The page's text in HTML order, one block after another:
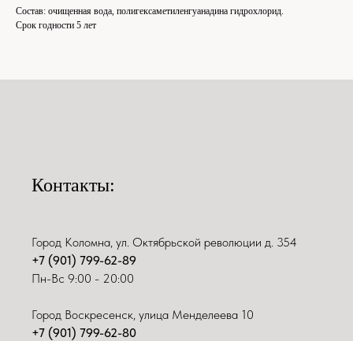
Состав: очищенная вода, полигексаметиленгуанадина гидрохлорид.
Срок годности 5 лет
Контакты:
Город Коломна, ул. Октябрьской революции д. 354
+7 (901) 799-62-89
Пн-Вс 9:00 - 20:00
Город Воскресенск, улица Менделеева 10
+7 (901) 799-62-80